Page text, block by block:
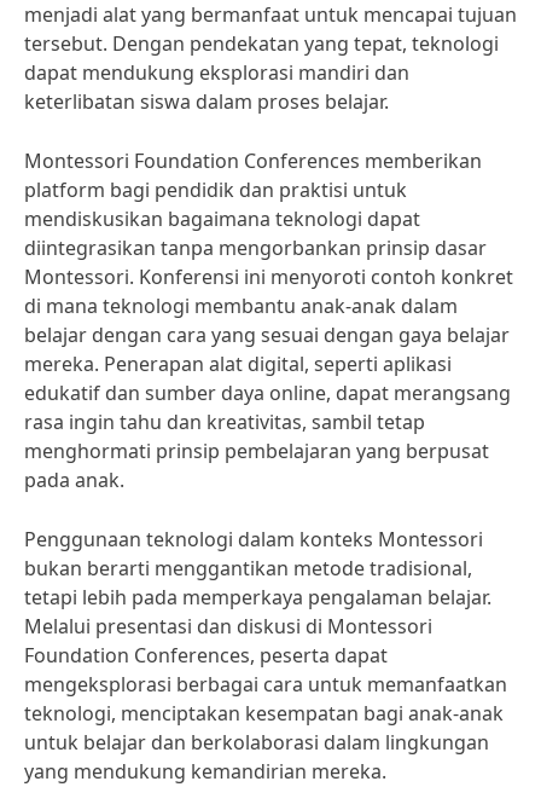
menjadi alat yang bermanfaat untuk mencapai tujuan
tersebut. Dengan pendekatan yang tepat, teknologi
dapat mendukung eksplorasi mandiri dan
keterlibatan siswa dalam proses belajar.
Montessori Foundation Conferences memberikan
platform bagi pendidik dan praktisi untuk
mendiskusikan bagaimana teknologi dapat
diintegrasikan tanpa mengorbankan prinsip dasar
Montessori. Konferensi ini menyoroti contoh konkret
di mana teknologi membantu anak-anak dalam
belajar dengan cara yang sesuai dengan gaya belajar
mereka. Penerapan alat digital, seperti aplikasi
edukatif dan sumber daya online, dapat merangsang
rasa ingin tahu dan kreativitas, sambil tetap
menghormati prinsip pembelajaran yang berpusat
pada anak.
Penggunaan teknologi dalam konteks Montessori
bukan berarti menggantikan metode tradisional,
tetapi lebih pada memperkaya pengalaman belajar.
Melalui presentasi dan diskusi di Montessori
Foundation Conferences, peserta dapat
mengeksplorasi berbagai cara untuk memanfaatkan
teknologi, menciptakan kesempatan bagi anak-anak
untuk belajar dan berkolaborasi dalam lingkungan
yang mendukung kemandirian mereka.